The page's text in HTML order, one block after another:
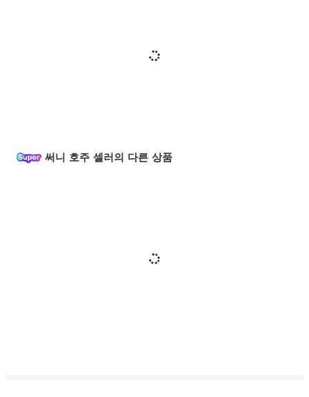
써니 호주 셀러의 다른 상품